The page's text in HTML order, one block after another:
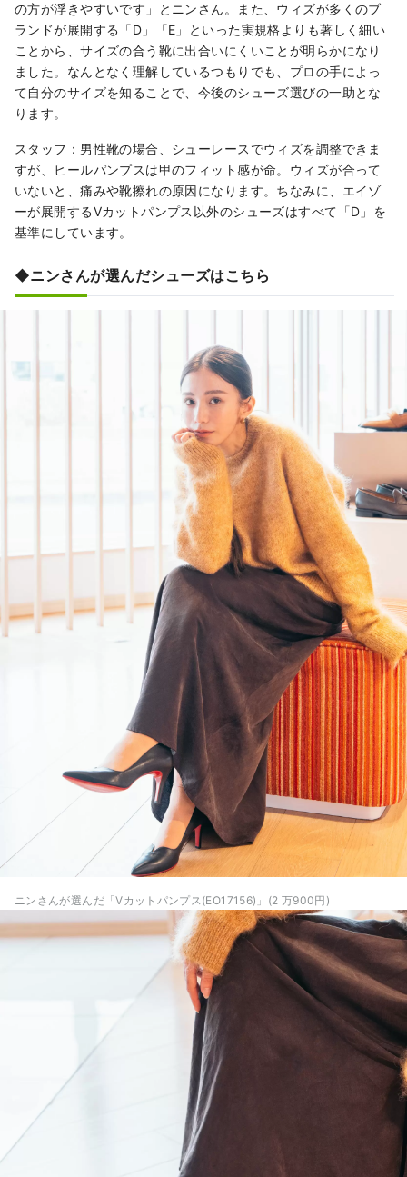
の方が浮きやすいです」とニンさん。また、ウィズが多くのブ
ランドが展開する「D」「E」といった実規格よりも著しく細い
ことから、サイズの合う靴に出合いにくいことが明らかになり
ました。なんとなく理解しているつもりでも、プロの手によっ
て自分のサイズを知ることで、今後のシューズ選びの一助とな
ります。
スタッフ：男性靴の場合、シューレースでウィズを調整できま
すが、ヒールパンプスは甲のフィット感が命。ウィズが合って
いないと、痛みや靴擦れの原因になります。ちなみに、エイゾ
ーが展開するVカットパンプス以外のシューズはすべて「D」を
基準にしています。
◆ニンさんが選んだシューズはこちら
ニンさんが選んだ「Vカットパンプス(EO17156)」(2 万900円)